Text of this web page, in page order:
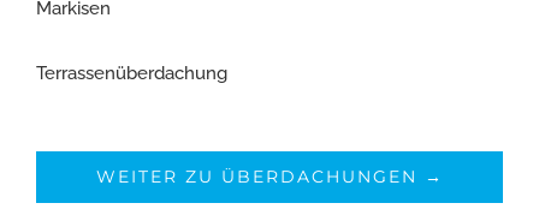
Markisen
Terrassenüberdachung
WEITER ZU ÜBERDACHUNGEN →